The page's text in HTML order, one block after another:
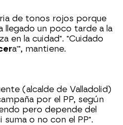
de tonos rojos porque
llegado un poco tarde a la
en la cuidad". "Cuidado
a'", mantiene.
(alcalde de Valladolid)
por el PP, según
pero depende del
o no con el PP".